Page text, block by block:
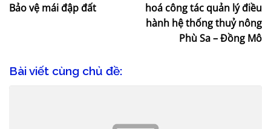
Bảo vệ mái đập đất
hoá công tác quản lý điều
hành hệ thống thuỷ nông
Phù Sa – Đồng Mô
Bài viết cùng chủ đề: